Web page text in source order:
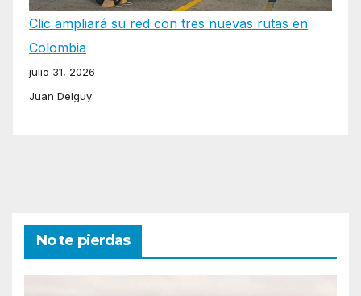
Clic ampliará su red con tres nuevas rutas en
Colombia
julio 31, 2026
Juan Delguy
No te pierdas